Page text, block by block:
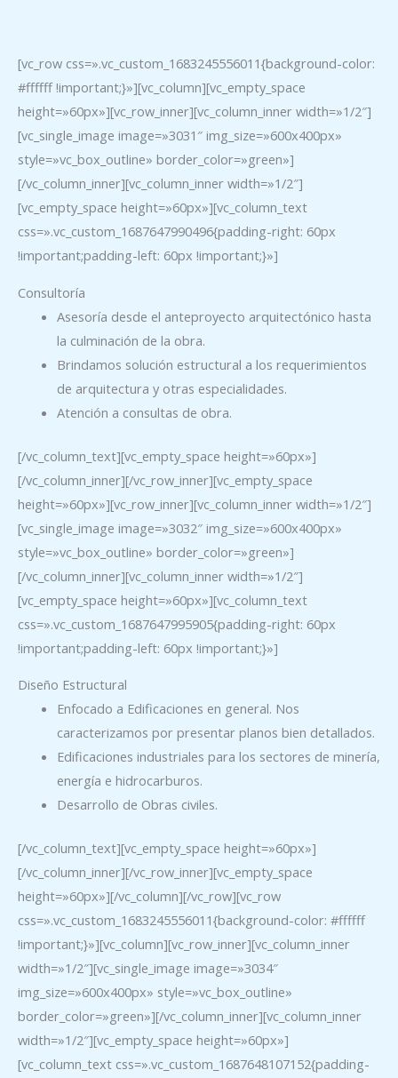
contenido
[vc_row css=».vc_custom_1683245556011{background-color:
#ffffff !important;}»][vc_column][vc_empty_space
height=»60px»][vc_row_inner][vc_column_inner width=»1/2″]
[vc_single_image image=»3031″ img_size=»600x400px»
style=»vc_box_outline» border_color=»green»]
[/vc_column_inner][vc_column_inner width=»1/2″]
[vc_empty_space height=»60px»][vc_column_text
css=».vc_custom_1687647990496{padding-right: 60px
!important;padding-left: 60px !important;}»]
Consultoría
Asesoría desde el anteproyecto arquitectónico hasta
la culminación de la obra.
Brindamos solución estructural a los requerimientos
de arquitectura y otras especialidades.
Atención a consultas de obra.
[/vc_column_text][vc_empty_space height=»60px»]
[/vc_column_inner][/vc_row_inner][vc_empty_space
height=»60px»][vc_row_inner][vc_column_inner width=»1/2″]
[vc_single_image image=»3032″ img_size=»600x400px»
style=»vc_box_outline» border_color=»green»]
[/vc_column_inner][vc_column_inner width=»1/2″]
[vc_empty_space height=»60px»][vc_column_text
css=».vc_custom_1687647995905{padding-right: 60px
!important;padding-left: 60px !important;}»]
Diseño Estructural
Enfocado a Edificaciones en general. Nos
caracterizamos por presentar planos bien detallados.
Edificaciones industriales para los sectores de minería,
energía e hidrocarburos.
Desarrollo de Obras civiles.
[/vc_column_text][vc_empty_space height=»60px»]
[/vc_column_inner][/vc_row_inner][vc_empty_space
height=»60px»][/vc_column][/vc_row][vc_row
css=».vc_custom_1683245556011{background-color: #ffffff
!important;}»][vc_column][vc_row_inner][vc_column_inner
width=»1/2″][vc_single_image image=»3034″
img_size=»600x400px» style=»vc_box_outline»
border_color=»green»][/vc_column_inner][vc_column_inner
width=»1/2″][vc_empty_space height=»60px»]
[vc_column_text css=».vc_custom_1687648107152{padding-